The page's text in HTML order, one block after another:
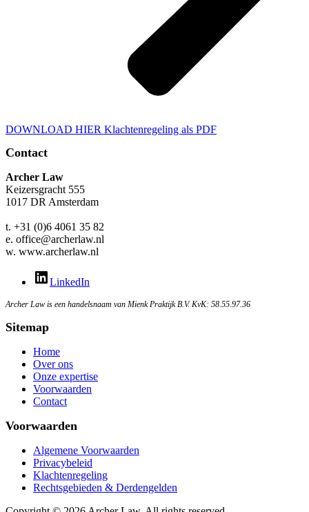
DOWNLOAD HIER Klachtenregeling als PDF
Contact
Archer Law
Keizersgracht 555
1017 DR Amsterdam
t. +31 (0)6 4061 35 82
e. office@archerlaw.nl
w. www.archerlaw.nl
LinkedIn
Archer Law is een handelsnaam van Mienk Praktijk B.V. KvK: 58.55.97.36
Sitemap
Home
Over ons
Onze expertise
Voorwaarden
Contact
Voorwaarden
Algemene Voorwaarden
Privacybeleid
Klachtenregeling
Rechtsgebieden & Derdengelden